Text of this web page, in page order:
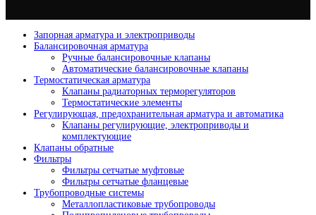
Запорная арматура и электроприводы
Балансировочная арматура
Ручные балансировочные клапаны
Автоматические балансировочные клапаны
Термостатическая арматура
Клапаны радиаторных терморегуляторов
Термостатические элементы
Регулирующая, предохранительная арматура и автоматика
Клапаны регулирующие, электроприводы и
комплектующие
Клапаны обратные
Фильтры
Фильтры сетчатые муфтовые
Фильтры сетчатые фланцевые
Трубопроводные системы
Металлопластиковые трубопроводы